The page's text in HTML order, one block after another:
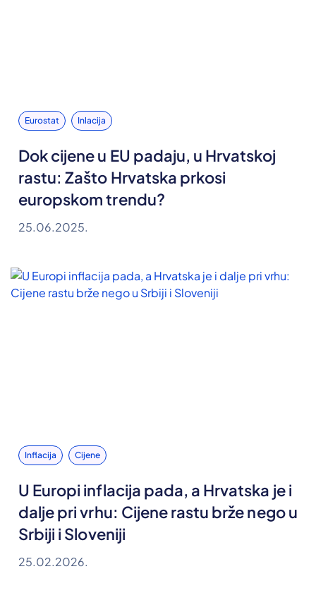
Eurostat Inlacija
Dok cijene u EU padaju, u Hrvatskoj
rastu: Zašto Hrvatska prkosi
europskom trendu?
25.06.2025.
Inflacija Cijene
U Europi inflacija pada, a Hrvatska je i
dalje pri vrhu: Cijene rastu brže nego u
Srbiji i Sloveniji
25.02.2026.